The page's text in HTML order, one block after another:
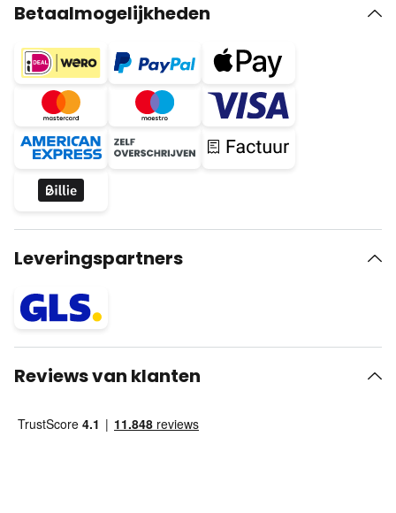
Betaalmogelijkheden
Leveringspartners
Reviews van klanten